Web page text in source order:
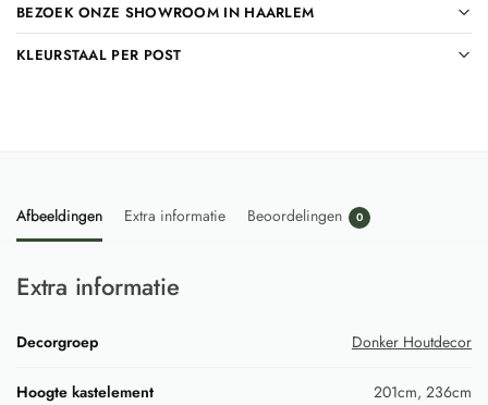
BEZOEK ONZE SHOWROOM IN HAARLEM
KLEURSTAAL PER POST
Afbeeldingen Extra informatie Beoordelingen 0
Extra informatie
Decorgroep Donker Houtdecor
Hoogte kastelement 201cm, 236cm